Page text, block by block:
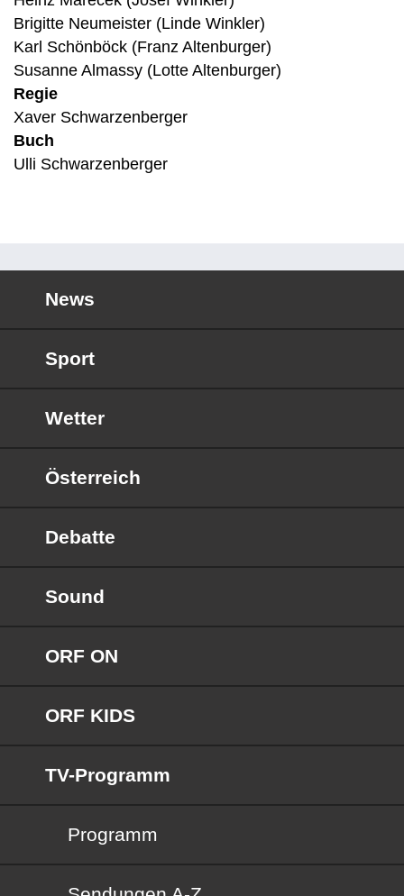
Brigitte Neumeister (Linde Winkler)
Karl Schönböck (Franz Altenburger)
Susanne Almassy (Lotte Altenburger)
Regie
Xaver Schwarzenberger
Buch
Ulli Schwarzenberger
News
Sport
Wetter
Österreich
Debatte
Sound
ORF ON
ORF KIDS
TV-Programm
Programm